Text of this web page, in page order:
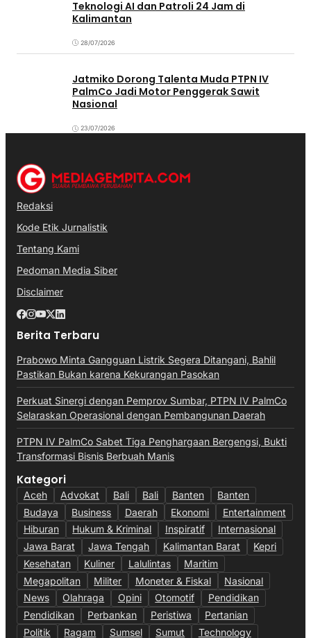
Teknologi AI dan Patroli 24 Jam di
Kalimantan
28/07/2026
Jatmiko Dorong Talenta Muda PTPN IV
PalmCo Jadi Motor Penggerak Sawit
Nasional
23/07/2026
Redaksi
Kode Etik Jurnalistik
Tentang Kami
Pedoman Media Siber
Disclaimer
Berita Terbaru
Prabowo Minta Gangguan Listrik Segera Ditangani, Bahlil
Pastikan Bukan karena Kekurangan Pasokan
Perkuat Sinergi dengan Pemprov Sumbar, PTPN IV PalmCo
Selaraskan Operasional dengan Pembangunan Daerah
PTPN IV PalmCo Sabet Tiga Penghargaan Bergengsi, Bukti
Transformasi Bisnis Berbuah Manis
Kategori
Aceh Advokat Bali Bali Banten
Banten
Budaya
Business Daerah Ekonomi
Entertainment
Hiburan
Hukum & Kriminal Inspiratif
Internasional
Jawa Barat
Jawa Tengah Kalimantan Barat
Kepri
Kesehatan
Kuliner Lalulintas
Maritim
Megapolitan
Militer Moneter & Fiskal
Nasional
News
Olahraga Opini Otomotif
Pendidikan
Pendidikan
Perbankan Peristiwa
Pertanian
Politik
Ragam Sumsel Sumut Technology